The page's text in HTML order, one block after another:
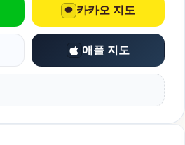
카카오 지도
애플 지도